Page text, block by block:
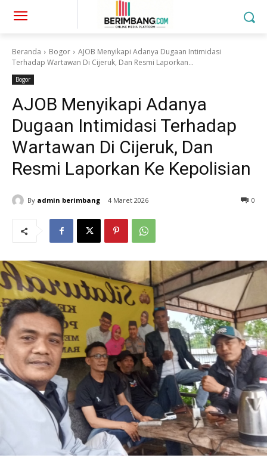
Beranda Bogor
AJOB Menyikapi Adanya Dugaan Intimidasi
Terhadap Wartawan Di Cijeruk, Dan Resmi Laporkan...
Bogor
AJOB Menyikapi Adanya
Dugaan Intimidasi Terhadap
Wartawan Di Cijeruk, Dan
Resmi Laporkan Ke Kepolisian
By admin berimbang 4 Maret 2026 0